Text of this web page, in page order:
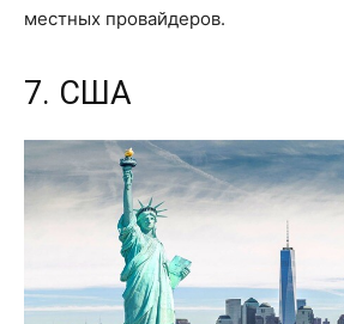
местных провайдеров.
7. США